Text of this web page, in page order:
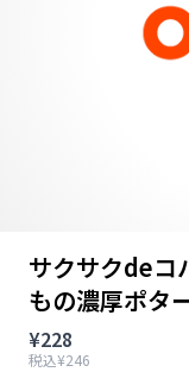
サクサクdeコ
もの濃厚ポタ
¥228
税込¥246